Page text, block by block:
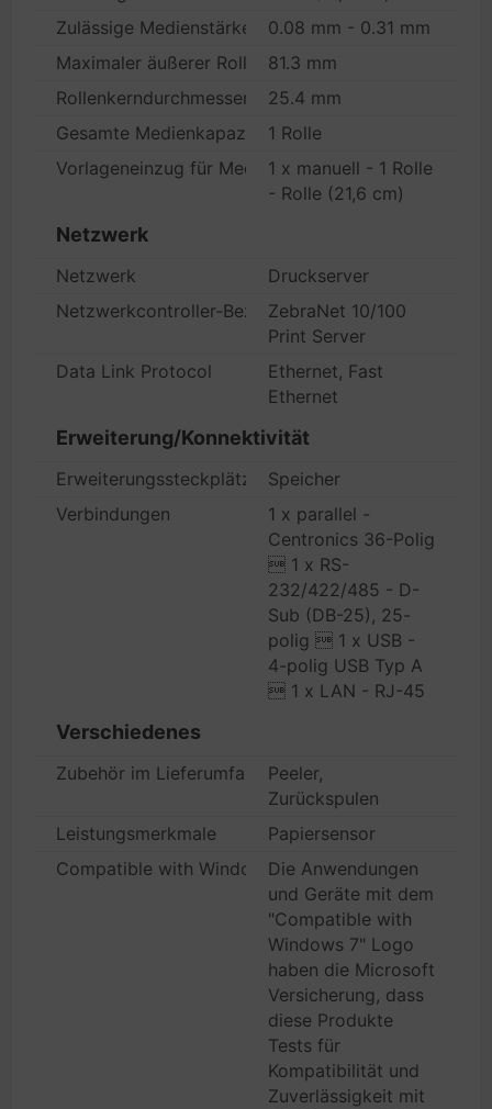
Zulässige Medienstärke
0.08 mm - 0.31 mm
Maximaler äußerer Rollendurchmesser
81.3 mm
Rollenkerndurchmesser
25.4 mm
Gesamte Medienkapazität1 Rolle
Vorlageneinzug für Medien1 x manuell - 1 Rolle
- Rolle (21,6 cm)
Netzwerk
Netzwerk
Druckserver
Netzwerkcontroller-BezeichnungZebraNet 10/100
Print Server
Data Link Protocol
Ethernet, Fast
Ethernet
Erweiterung/Konnektivität
Erweiterungssteckplätze
Speicher
Verbindungen
1 x parallel -
Centronics 36-Polig
 1 x RS-
232/422/485 - D-
Sub (DB-25), 25-
polig  1 x USB -
4-polig USB Typ A
 1 x LAN - RJ-45
Verschiedenes
Zubehör im Lieferumfang
Peeler,
Zurückspulen
Leistungsmerkmale
Papiersensor
Compatible with Windows 7Die Anwendungen
und Geräte mit dem
"Compatible with
Windows 7" Logo
haben die Microsoft
Versicherung, dass
diese Produkte
Tests für
Kompatibilität und
Zuverlässigkeit mit